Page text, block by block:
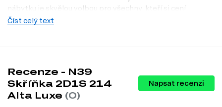
nábytku je skvělou volbou pro všechny, kteří si cení
jednoduchosti a efektivity při výběru nábytku. Navštivte
Informace o sestavě
Skříň č. 39 Luxe, 1 ks
Fasáda f 300*720 Alta, 2 ks
Číst celý text
Recenze - N39
Skříňka 2D1S 214
Alta Luxe (0)
Napsat recenzi